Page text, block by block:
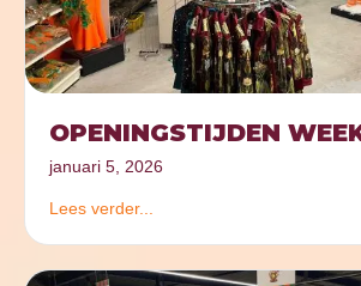
OPENINGSTIJDEN
januari 5, 2026
Lees verder...